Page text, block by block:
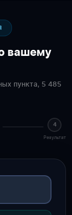
вашему
пункта, 5 485
4
Результат